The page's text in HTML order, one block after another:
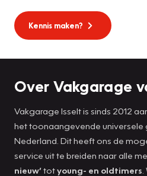
Kennis maken?
Over Vakgarage
Vakgarage Isselt is sinds 2012
het toonaangevende
Nederland. Dit heeft ons de
service uit te breiden naar alle
nieuw’totyoung- en oldtimers